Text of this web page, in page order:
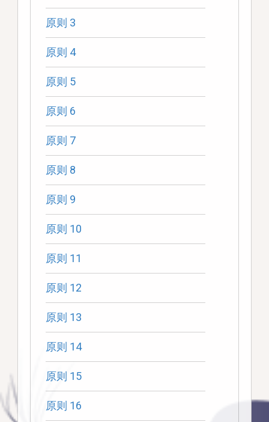
原则 3
原则 4
原则 5
原则 6
原则 7
原则 8
原则 9
原则 10
原则 11
原则 12
原则 13
原则 14
原则 15
原则 16